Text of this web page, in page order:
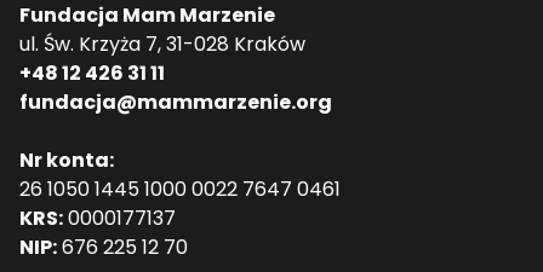
Fundacja Mam Marzenie
ul. Św. Krzyża 7, 31-028 Kraków
+48 12 426 31 11
fundacja@mammarzenie.org
Nr konta:
26 1050 1445 1000 0022 7647 0461
KRS:0000177137
NIP:676 225 12 70